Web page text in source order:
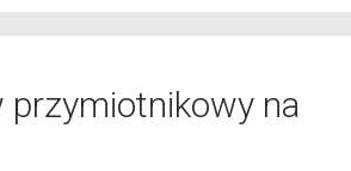
przymiotnikowy na